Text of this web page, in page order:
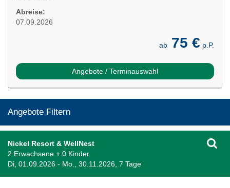
Abreise:
07.09.2026
ab 75 € p.P.
Angebote / Terminauswahl
Angebote Filtern
Nickel Resort & WellNest
2 Erwachsene + 0 Kinder
Di, 01.09.2026 - Mo., 30.11.2026, 7 Tage